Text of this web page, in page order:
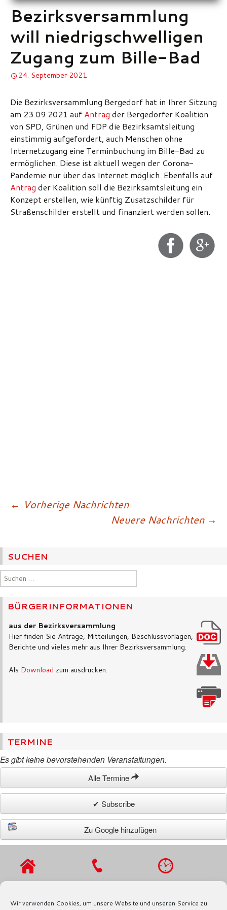
Wir verwenden Cookies, um unsere Website und unseren Service zu
Bezirksversammlung
will niedrigschwelligen
Zugang zum Bille-Bad
24. September 2021
Die Bezirksversammlung Bergedorf hat in Ihrer Sitzung
am 23.09.2021 auf Antrag der Bergedorfer Koalition
von SPD, Grünen und FDP die Bezirksamtsleitung
einstimmig aufgefordert, auch Menschen ohne
Internetzugang eine Terminbuchung im Bille-Bad zu
ermöglichen. Diese ist aktuell wegen der Corona-
Pandemie nur über das Internet möglich. Ebenfalls auf
Antrag der Koalition soll die Bezirksamtsleitung ein
Konzept erstellen, wie künftig Zusatzschilder für
Straßenschilder erstellt und finanziert werden sollen.
← Vorherige Nachrichten
Neuere Nachrichten →
SUCHEN
Suchen
nach:
BÜRGERINFORMATIONEN
aus der Bezirksversammlung
Hier finden Sie Anträge, Mitteilungen, Beschlussvorlagen,
Berichte und vieles mehr aus Ihrer Bezirksversammlung.
Als Download zum ausdrucken.
TERMINE
Es gibt keine bevorstehenden Veranstaltungen.
Alle Termine
✔ Subscribe
Zu Google hinzufügen